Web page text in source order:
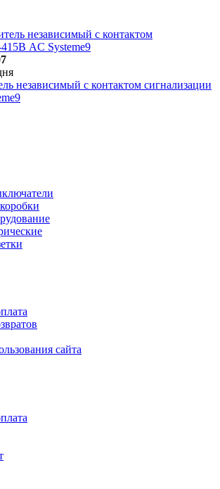
независимый с контактом сигнализации
сайта